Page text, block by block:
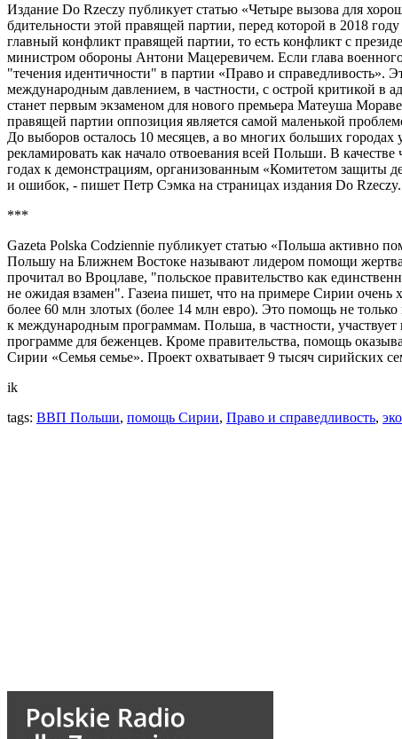
Издание Do Rzeczy публикует статью «Четыре вызова для
бдительности этой правящей партии, перед которой в 2018
главный конфликт правящей партии, то есть конфликт с
министром обороны Антони Мацеревичем. Если глава военного
"течения идентичности" в партии «Право и справедливость».
международным давлением, в частности, с острой критикой
станет первым экзаменом для нового премьера Матеуша
правящей партии оппозиция является самой маленькой
До выборов осталось 10 месяцев, а во многих больших
рекламировать как начало отвоевания всей Польши. В
годах к демонстрациям, организованным «Комитетом защиты
и ошибок, - пишет Петр Сэмка на страницах издания Do Rzeczy.
***
Gazeta Polska Codziennie публикует статью «Польша активно
Польшу на Ближнем Востоке называют лидером помощи
прочитал во Вроцлаве, "польское правительство как
не ожидая взамен". Газеиа пишет, что на примере Сирии
более 60 млн злотых (более 14 млн евро). Это помощь не
к международным программам. Польша, в частности,
программе для беженцев. Кроме правительства, помощь
Сирии «Семья семье». Проект охватывает 9 тысяч сирийских
ik
tags: ВВП Польши, помощь Сирии, Право и справедливость,